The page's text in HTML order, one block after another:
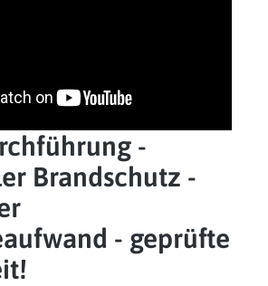
-
Brandschutz -
- geprüfte